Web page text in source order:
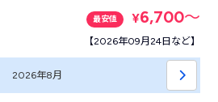
最安値 ¥6,700〜
【2026年09月24日など】
2026年8月